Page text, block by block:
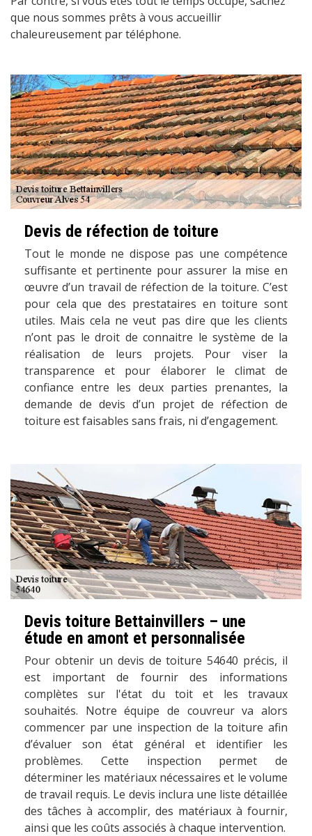
que nous sommes prêts à vous accueillir
chaleureusement par téléphone.
Devis de réfection de toiture
Tout le monde ne dispose pas une compétence
suffisante et pertinente pour assurer la mise en
œuvre d’un travail de réfection de la toiture. C’est
pour cela que des prestataires en toiture sont
utiles. Mais cela ne veut pas dire que les clients
n’ont pas le droit de connaitre le système de la
réalisation de leurs projets. Pour viser la
transparence et pour élaborer le climat de
confiance entre les deux parties prenantes, la
demande de devis d’un projet de réfection de
toiture est faisables sans frais, ni d’engagement.
Devis toiture Bettainvillers – une
étude en amont et personnalisée
Pour obtenir un devis de toiture 54640 précis, il
est important de fournir des informations
complètes sur l'état du toit et les travaux
souhaités. Notre équipe de couvreur va alors
commencer par une inspection de la toiture afin
d’évaluer son état général et identifier les
problèmes. Cette inspection permet de
déterminer les matériaux nécessaires et le volume
de travail requis. Le devis inclura une liste détaillée
des tâches à accomplir, des matériaux à fournir,
ainsi que les coûts associés à chaque intervention.